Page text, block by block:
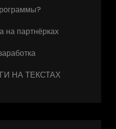
на партнёрках
НА ТЕКСТАХ